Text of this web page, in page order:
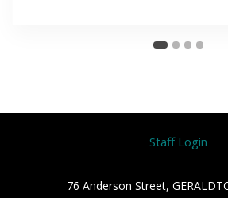
Staff Login
76 Anderson Street,